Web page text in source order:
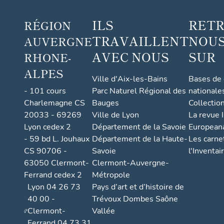
RÉGION
AUVERGNE
RHONE-
ALPES
- 101 cours
Charlemagne CS
20033 - 69269
Lyon cedex 2
- 59 bd L. Jouhaux
CS 90706 -
63050 Clermont-
Ferrand cedex 2
Lyon 04 26 73
40 00 -
Clermont-
ILS
TRAVAILLENT
AVEC NOUS
Ville d'Aix-les-Bains
Parc Naturel Régional des
Bauges
Ville de Lyon
Département de la Savoie
Département de la Haute-
Savoie
Clermont-Auvergne-
Métropole
Pays d’art et d’histoire de
Trévoux Dombes Saône
Vallée
SUR
Bases
La revue
Les